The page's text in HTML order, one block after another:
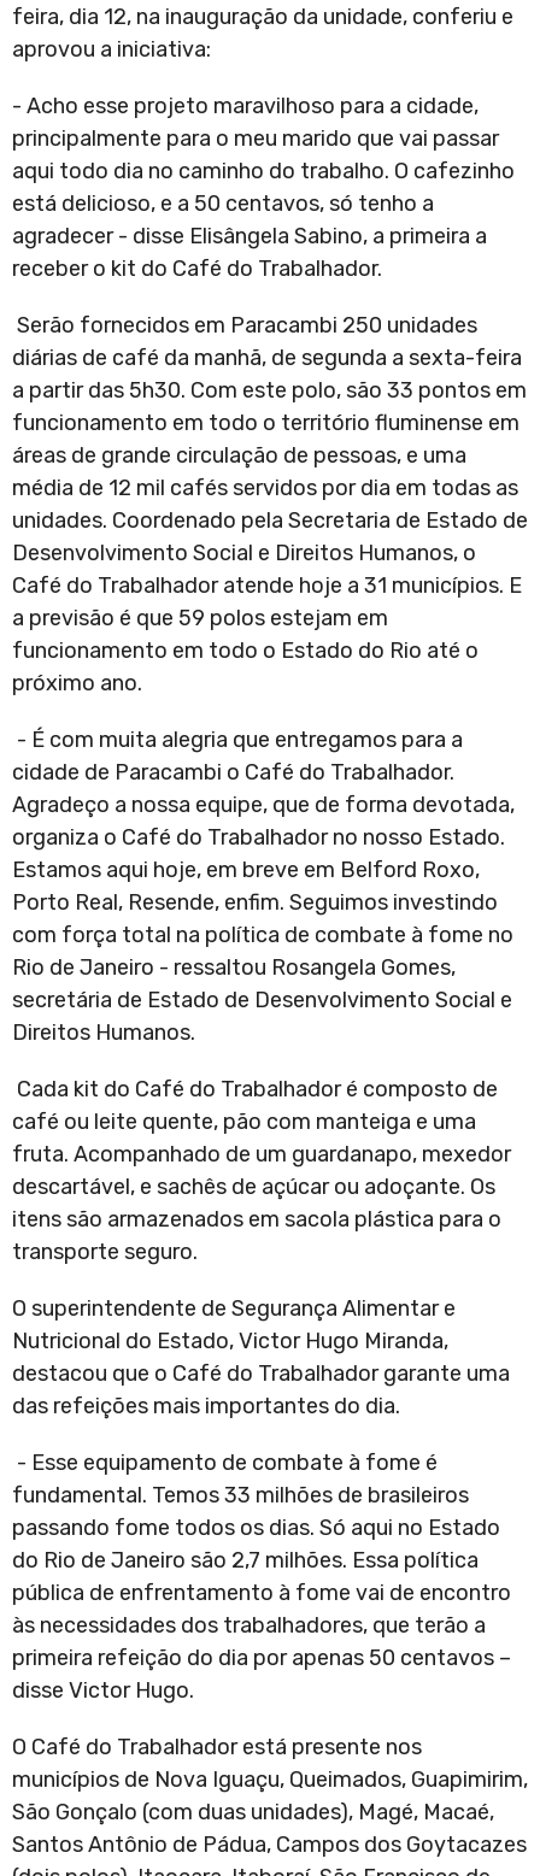
feira, dia 12, na inauguração da unidade, conferiu e
aprovou a iniciativa:
- Acho esse projeto maravilhoso para a cidade,
principalmente para o meu marido que vai passar
aqui todo dia no caminho do trabalho. O cafezinho
está delicioso, e a 50 centavos, só tenho a
agradecer - disse Elisângela Sabino, a primeira a
receber o kit do Café do Trabalhador.
Serão fornecidos em Paracambi 250 unidades
diárias de café da manhã, de segunda a sexta-feira
a partir das 5h30. Com este polo, são 33 pontos em
funcionamento em todo o território fluminense em
áreas de grande circulação de pessoas, e uma
média de 12 mil cafés servidos por dia em todas as
unidades. Coordenado pela Secretaria de Estado de
Desenvolvimento Social e Direitos Humanos, o
Café do Trabalhador atende hoje a 31 municípios. E
a previsão é que 59 polos estejam em
funcionamento em todo o Estado do Rio até o
próximo ano.
- É com muita alegria que entregamos para a
cidade de Paracambi o Café do Trabalhador.
Agradeço a nossa equipe, que de forma devotada,
organiza o Café do Trabalhador no nosso Estado.
Estamos aqui hoje, em breve em Belford Roxo,
Porto Real, Resende, enfim. Seguimos investindo
com força total na política de combate à fome no
Rio de Janeiro - ressaltou Rosangela Gomes,
secretária de Estado de Desenvolvimento Social e
Direitos Humanos.
Cada kit do Café do Trabalhador é composto de
café ou leite quente, pão com manteiga e uma
fruta. Acompanhado de um guardanapo, mexedor
descartável, e sachês de açúcar ou adoçante. Os
itens são armazenados em sacola plástica para o
transporte seguro.
O superintendente de Segurança Alimentar e
Nutricional do Estado, Victor Hugo Miranda,
destacou que o Café do Trabalhador garante uma
das refeições mais importantes do dia.
- Esse equipamento de combate à fome é
fundamental. Temos 33 milhões de brasileiros
passando fome todos os dias. Só aqui no Estado
do Rio de Janeiro são 2,7 milhões. Essa política
pública de enfrentamento à fome vai de encontro
às necessidades dos trabalhadores, que terão a
primeira refeição do dia por apenas 50 centavos –
disse Victor Hugo.
O Café do Trabalhador está presente nos
municípios de Nova Iguaçu, Queimados, Guapimirim,
São Gonçalo (com duas unidades), Magé, Macaé,
Santos Antônio de Pádua, Campos dos Goytacazes